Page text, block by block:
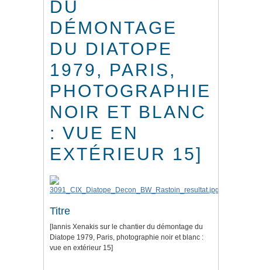
DU
DÉMONTAGE
DU DIATOPE
1979, PARIS,
PHOTOGRAPHIE
NOIR ET BLANC
: VUE EN
EXTÉRIEUR 15]
Titre
[Iannis Xenakis sur le chantier du démontage du
Diatope 1979, Paris, photographie noir et blanc :
vue en extérieur 15]